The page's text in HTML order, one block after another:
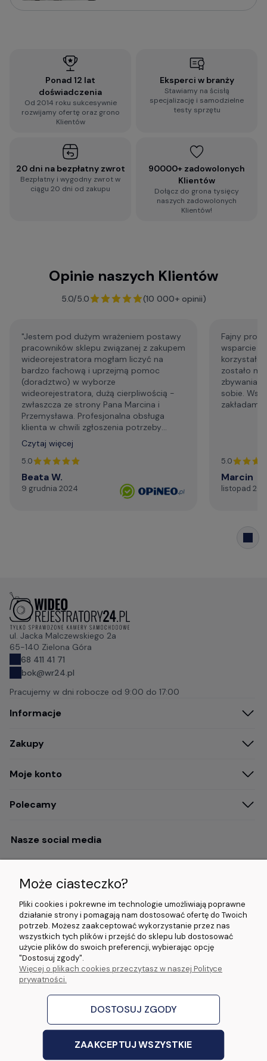
Wypełnij błyskawiczną ankietę i otrzymaj
spersonalizowaną rekomendację dopasowaną do
Twoich wymagań:
2-minutowa ankieta rekomendacji
wideorejestratora
Zobacz więcej porad dotyczących
wideorejestratorów, a także zestaw najczęściej
F.A.Q. - najczęściej zadawane pytania
Ponad 12 lat
doświadczenia
Od 2014 roku sukcesywnie
rozwijamy ofertę oraz grono
Klientów
Eksperci w branży
Stawiamy na ścisłą
specjalizację i samodzielne
testy sprzętu
20 dni na bezpłatny zwrot
Bezpłatny i wygodny zwrot w
ciągu 20 dni od zakupu
90000+ zadowolonych
Klientów
Dołącz do grona tysięcy
naszych zadowolonych
Klientów!
Opinie naszych Klientów
5.0/5.0 (10 000+ opinii)
"Jestem pod dużym wrażeniem postawy
pracowników sklepu związanej z zakupem
wideorejestratora mogłam liczyć na
bardzo fachową i uprzejmą pomoc
(doradztwo) w wyborze
wideorejestratora, dużą cierpliwością -
zwłaszcza ze strony Pana Marcina i
Przemysława. Profesjonalna obsługa
klienta w chwili zgłoszenia potrzeby
wsparcia technicznego. Generalnie,
profesjonalizm. Serdecznie i najmocniej
dziękuję za życzliwą pomoc telefoniczną,
szybki kontakt mailowy."
Czytaj więcej
5.0
Beata W.
9 grudnia 2024
Fajny
wsparcie
zostało mi
zbywania
sobie.
zakładam
5.0
Marcin
listopad
ul. Jacka Malczewskiego 2a
65-140 Zielona Góra
68 411 41 71
bok@wr24.pl
Pracujemy w dni robocze od 9:00 do 17:00
Informacje
Zakupy
Moje konto
Polecamy
Nasze social media
Opinie i wyróżnienia
5.0/5.0 (5000+
opinii)
5.0/5.0 (5000+
opinii)
4.9/5.0 (120+
opinii)
© 2026 www.wideorejestratory24.pl. Wszelkie prawa zastrzeżone.
Sklep własności firmy ZOYA LAB Arkadiusz Dawid Lorenz
ul. Jacka Malczewskiego 2A, 65-140 Zielona Góra NIP: 9730587206 REGON:
Sklep internetowy Shoper Premium
Może ciasteczko?
Pliki cookies i pokrewne im technologie umożliwiają poprawne
działanie strony i pomagają nam dostosować ofertę do Twoich
potrzeb. Możesz zaakceptować wykorzystanie przez nas
wszystkich tych plików i przejść do sklepu lub dostosować
użycie plików do swoich preferencji, wybierając opcję
"Dostosuj zgody".
Więcej o plikach cookies przeczytasz w naszej Polityce
prywatności.
DOSTOSUJ ZGODY
ZAAKCEPTUJ WSZYSTKIE